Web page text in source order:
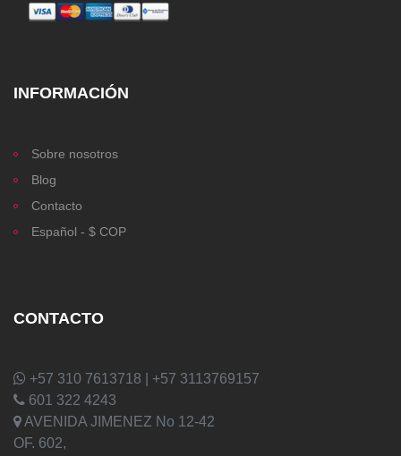
INFORMACIÓN
Sobre nosotros
Blog
Contacto
Español - $ COP
CONTACTO
+57 310 7613718 | +57 3113769157
601 322 4243
AVENIDA JIMENEZ No 12-42
OF. 602,